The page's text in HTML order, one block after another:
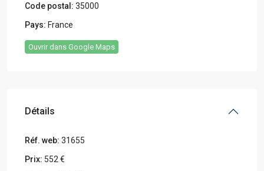
Code postal: 35000
Pays: France
Ouvrir dans Google Maps
Détails
Réf. web: 31655
Prix: 552 €